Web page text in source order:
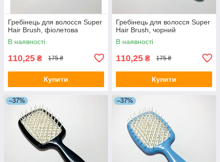
Гребінець для волосся Super
Hair Brush, фіолетова
В наявності
110,25 ₴ 175 ₴
Купити
Гребінець для волосся Super
Hair Brush, чорний
В наявності
110,25 ₴ 175 ₴
Купити
–37% –37%